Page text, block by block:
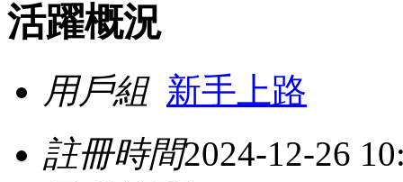
活躍概況
用戶組 新手上路
註冊時間2024-12-26